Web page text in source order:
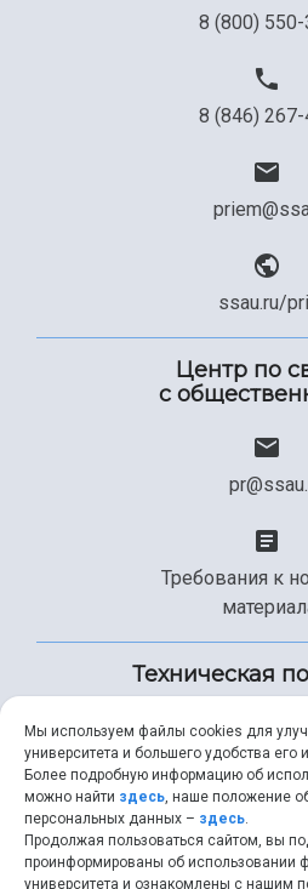
8 (800)
8 (846)
ssau.ru/
Центр по
с
Требования к
Техническая
+7 (846)
Мы используем файлы cookies для
университета и большего удобства его
Более подробную информацию об
можно найти здесь, наше положение
персональных данных – здесь.
Продолжая пользоваться сайтом, вы
проинформированы об использовании
университета и ознакомлены с нашим